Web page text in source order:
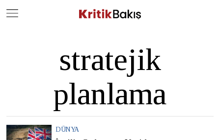
stratejik
planlama
DÜNYA